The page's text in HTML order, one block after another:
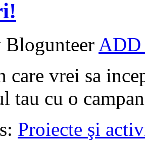
Blogunteer ADD
care vrei sa
tau cu o
Proiecte şi